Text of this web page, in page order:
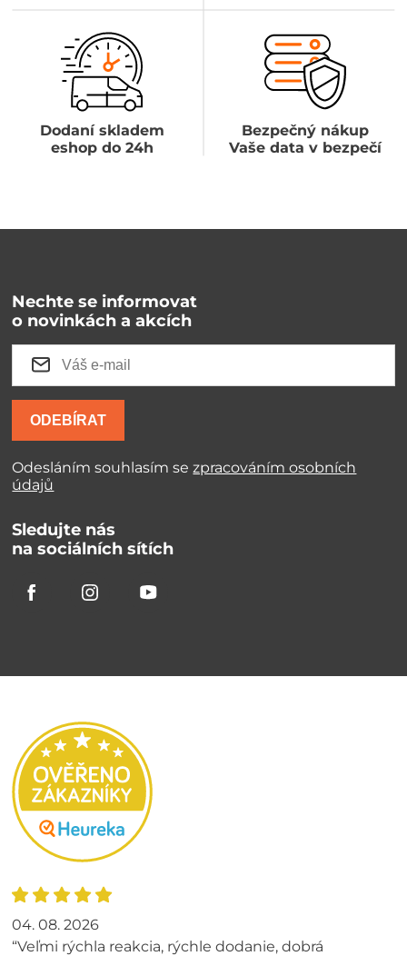
Dodaní skladem
eshop do 24h
Bezpečný nákup
Vaše data v bezpečí
Nechte se informovat
o novinkách a akcích
ODEBÍRAT
Odesláním souhlasím sezpracováním osobních
údajů
Sledujte nás
na sociálních sítích
04. 08. 2026
“Veľmi rýchla reakcia, rýchle dodanie, dobrá